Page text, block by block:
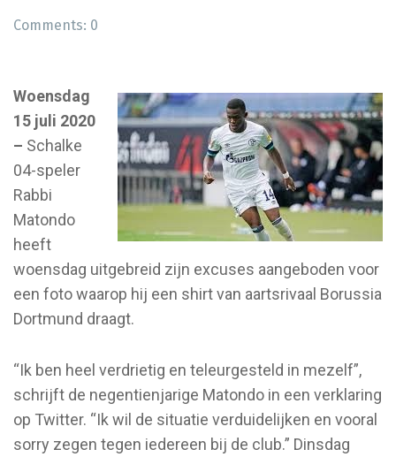
Comments: 0
Woensdag
15 juli 2020
– Schalke
04-speler
Rabbi
Matondo
heeft
woensdag uitgebreid zijn excuses aangeboden voor
een foto waarop hij een shirt van aartsrivaal Borussia
Dortmund draagt.
“Ik ben heel verdrietig en teleurgesteld in mezelf”,
schrijft de negentienjarige Matondo in een verklaring
op Twitter. “Ik wil de situatie verduidelijken en vooral
sorry zegen tegen iedereen bij de club.” Dinsdag